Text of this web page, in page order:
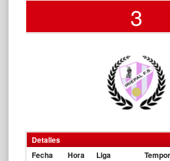
3
Detalles
Fecha
Hora Liga